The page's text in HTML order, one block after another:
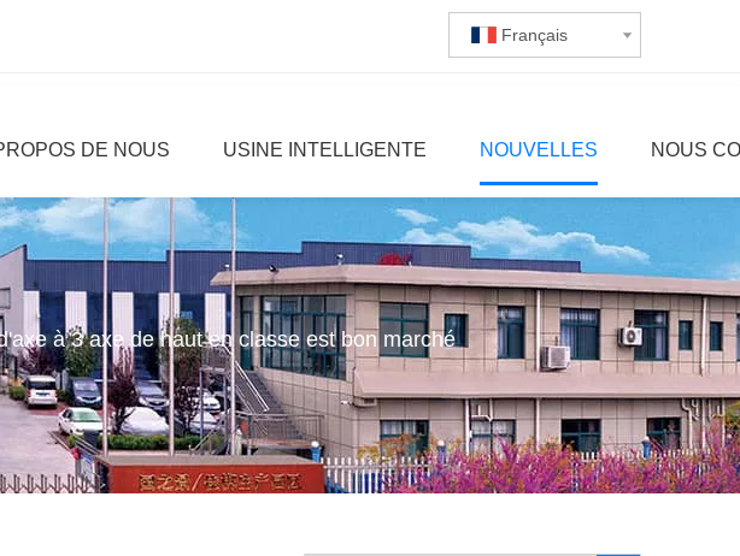
Français
DE NOUS USINE INTELLIGENTE NOUVELLES NOUS
à 3 axe de haut en classe est bon marché